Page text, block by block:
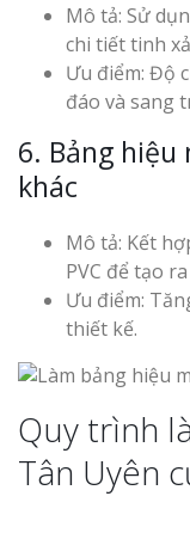
Mô tả: Sử
chi tiết tinh
Ưu điểm: Độ
đáo và sang
6. Bảng
khác
Mô tả: Kết
PVC để tạo
Ưu điểm:
thiết kế.
Quy trình
Tân Uyên